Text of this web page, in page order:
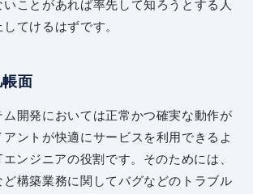
ことがあれば率先して知ろうとする人
てけるはずです。
面
ム開発においては正常かつ確実な動作が
ントが快適にサービスを利用できるよ
ンジニアの役割です。そのためには、
構築業務に関してバグなどのトラブル